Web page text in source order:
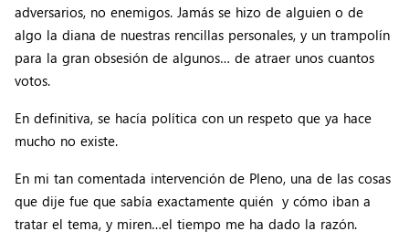
adversarios, no enemigos. Jamás se hizo de alguien o de
algo la diana de nuestras rencillas personales, y un trampolín
para la gran obsesión de algunos… de atraer unos cuantos
votos.
En definitiva, se hacía política con un respeto que ya hace
mucho no existe.
En mi tan comentada intervención de Pleno, una de las cosas
que dije fue que sabía exactamente quién y cómo iban a
tratar el tema, y miren…el tiempo me ha dado la razón.